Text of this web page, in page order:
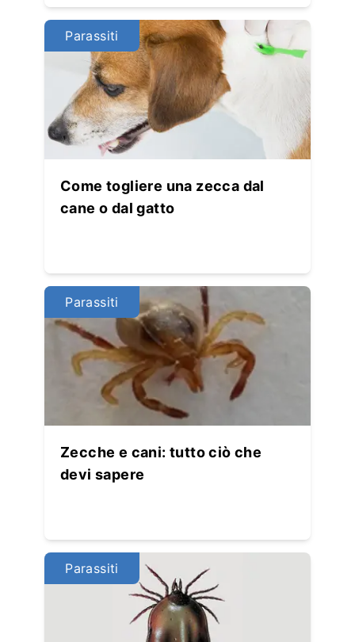
Parassiti
Come togliere una zecca dal
cane o dal gatto
Parassiti
Zecche e cani: tutto ciò che
devi sapere
Parassiti